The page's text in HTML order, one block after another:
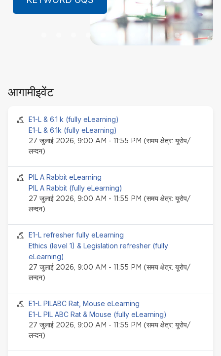
LEARN MORE
आगामीइवेंट
सेमिनार इवेंट
E1-L & 6.1 k (fully eLearning)
E1-L & 6.1k (fully eLearning)
27 जुलाई 2026, 9:00 AM - 11:55 PM (समय क्षेत्र: यूरोप/
लन्दन)
सेमिनार इवेंट
PIL A Rabbit eLearning
PIL A Rabbit (fully eLearning)
27 जुलाई 2026, 9:00 AM - 11:55 PM (समय क्षेत्र: यूरोप/
लन्दन)
सेमिनार इवेंट
E1-L refresher fully eLearning
Ethics (level 1) & Legislation refresher (fully
eLearning)
27 जुलाई 2026, 9:00 AM - 11:55 PM (समय क्षेत्र: यूरोप/
लन्दन)
सेमिनार इवेंट
E1-L PILABC Rat, Mouse eLearning
E1-L PIL ABC Rat & Mouse (fully eLearning)
27 जुलाई 2026, 9:00 AM - 11:55 PM (समय क्षेत्र: यूरोप/
लन्दन)